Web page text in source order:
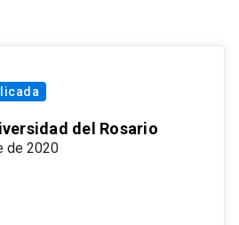
del Rosario
de 2020